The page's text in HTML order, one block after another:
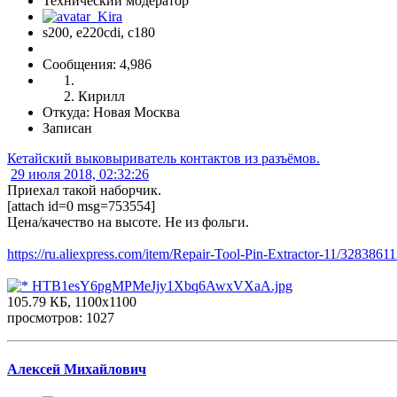
s200, е220cdi, с180
Сообщения: 4,986
Кирилл
Откуда: Новая Москва
Записан
Кетайский выковыриватель контактов из разъёмов.
29 июля 2018, 02:32:26
Приехал такой наборчик.
[attach id=0 msg=753554]
Цена/качество на высоте. Не из фольги.
https://ru.aliexpress.com/item/Repair-Tool-Pin-Extractor-11/
HTB1esY6pgMPMeJjy1Xbq6AwxVXaA.jpg
105.79 КБ, 1100x1100
просмотров: 1027
Алексей Михайлович